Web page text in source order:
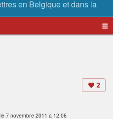
2
le 7 novembre 2011 à 12:06